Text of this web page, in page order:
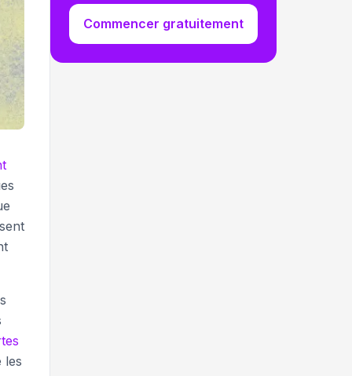
les
Commencer gratuitement